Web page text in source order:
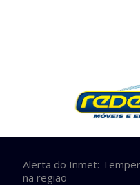
Alerta do Inmet:
na região